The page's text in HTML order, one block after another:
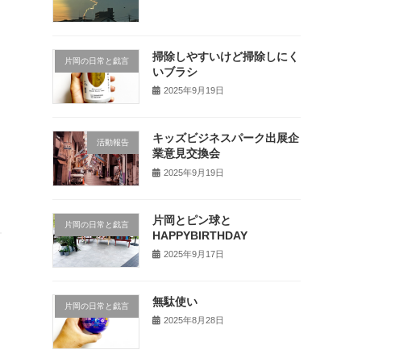
片岡の日常と戯言
掃除しやすいけど掃除しにく
いブラシ
2025年9月19日
活動報告
キッズビジネスパーク出展企
業意見交換会
2025年9月19日
片岡の日常と戯言
片岡とピン球と
HAPPYBIRTHDAY
2025年9月17日
片岡の日常と戯言 無駄使い
2025年8月28日